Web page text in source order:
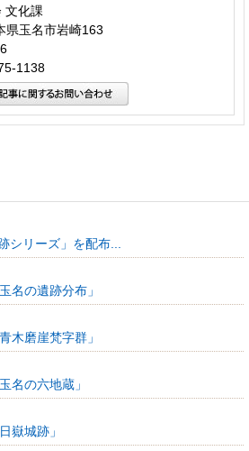
文化課
県玉名市岩崎163
1138
シリーズ」を配布...
名の遺跡分布」
木磨崖梵字群」
名の六地蔵」
嶽城跡」